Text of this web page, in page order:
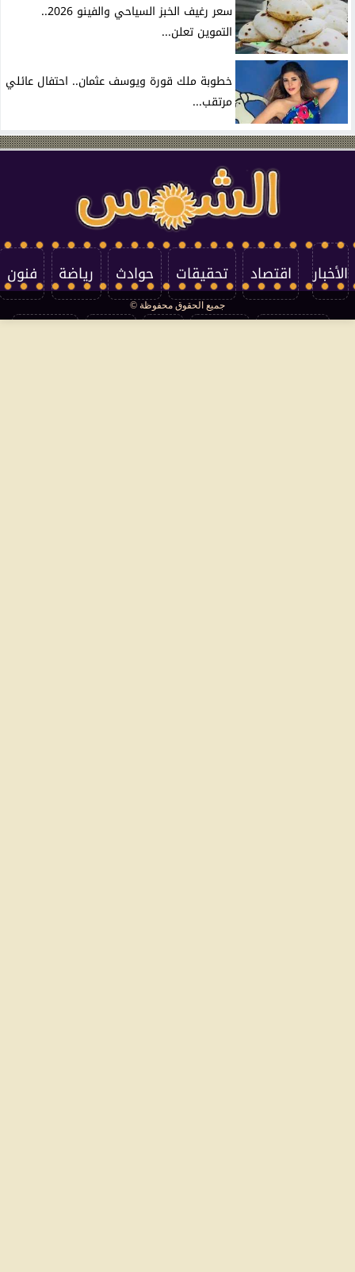
سعر رغيف الخبز السياحي والفينو 2026..
التموين تعلن...
خطوبة ملك قورة ويوسف عثمان.. احتفال عائلي
مرتقب...
الأخبار اقتصاد تحقيقات حوادث رياضة فنون
جميع الحقوق محفوظة ©